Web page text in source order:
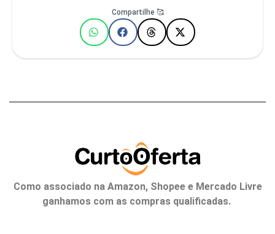
Compartilhe 🥰
Como associado na Amazon, Shopee e Mercado Livre
ganhamos com as compras qualificadas.